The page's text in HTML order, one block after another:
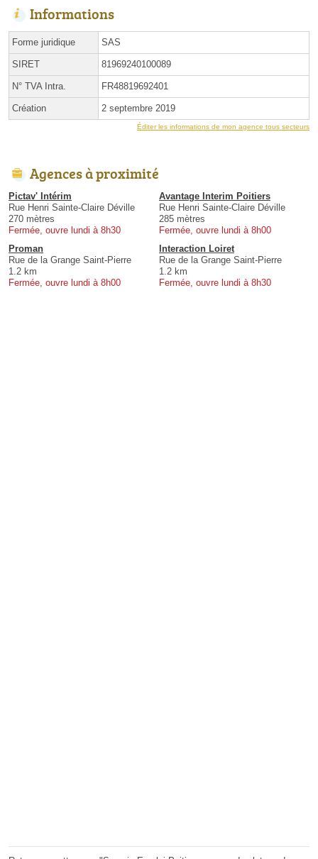
Informations
Forme juridique SAS
SIRET 81969240100089
N° TVA Intra. FR48819692401
Création 2 septembre 2019
Éditer les informations de mon agence tous secteurs
Agences à proximité
Pictav' Intérim
Rue Henri Sainte-Claire Déville
270 mètres
Fermée, ouvre lundi à 8h30
Avantage Interim Poitiers
Rue Henri Sainte-Claire Déville
285 mètres
Fermée, ouvre lundi à 8h00
Proman
Rue de la Grange Saint-Pierre
1.2 km
Fermée, ouvre lundi à 8h00
Interaction Loiret
Rue de la Grange Saint-Pierre
1.2 km
Fermée, ouvre lundi à 8h30